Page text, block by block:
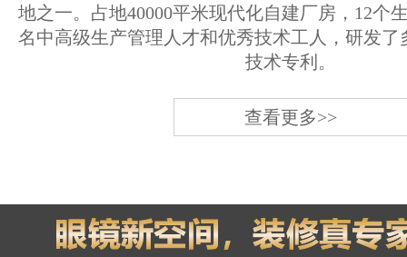
地之一。占地40000平米现代化自建厂房，12个
名中高级生产管理人才和优秀技术工人，研发了
技术专利。
查看更多>>